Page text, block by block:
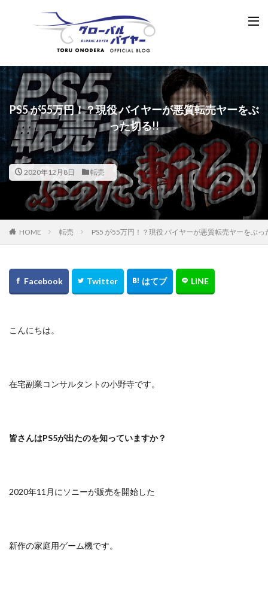
PS5 が55万円！？現役 バイヤーが悪質転売ヤーをぶ
った切る!!
2020年12月8日 転売
HOME 転売 PS5 が55万円！？現役 バイヤーが悪質転売ヤーをぶ
こんにちは。
在宅副業コンサルタントの小野寺です。
皆さんはPS5が出たのを知っていますか？
2020年11月にソニーが販売を開始した
新作の家庭用ゲーム機です。